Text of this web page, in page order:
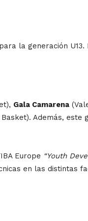
la generación U13.
Gala Camarena
Además, este
Europe “Youth
en las distintas